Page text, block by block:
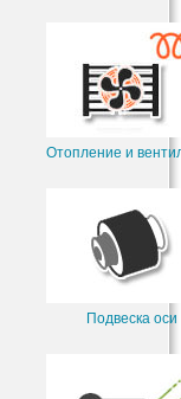
Отопление и
Подвеска оси